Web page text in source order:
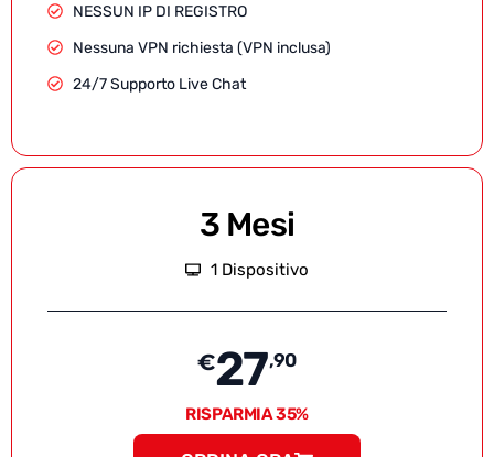
NESSUN IP DI REGISTRO
Nessuna VPN richiesta (VPN inclusa)
24/7 Supporto Live Chat
3 Mesi
1 Dispositivo
€27,90
RISPARMIA 35%